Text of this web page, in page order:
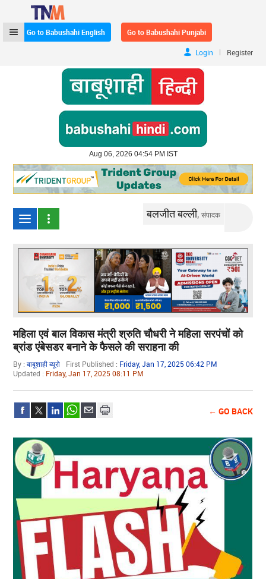
Go to Babushahi English Go to Babushahi Punjabi
Login | Register
Aug 06, 2026 04:54 PM IST
बलजीत बल्ली,संपादक
महिला एवं बाल विकास मंत्री श्रुति चौधरी ने महिला सरपंचों को
ब्रांड एंबेसडर बनाने के फैसले की सराहना की
By :बाबूशाही ब्यूरो First Published : Friday, Jan 17, 2025 06:42 PM
Updated : Friday, Jan 17, 2025 08:11 PM
← GO BACK